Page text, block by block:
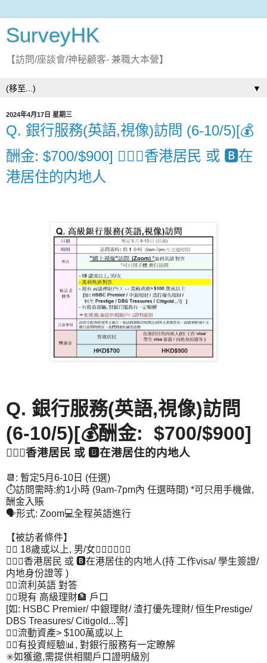
SurveyHK
【訪問/座談會/神秘顧客- 兼職大本營】
▼
2024年4月17日 星期三
Q. 銀行服務(英語,視像)訪問 (6-10/5)[💰
酬金: $700/$900] 👉🏻🅰️香港居民 或 🅱️在
港居住的内地人
Q. 銀行服務(英語,視像)訪問
(6-10/5)[💰酬金: $700/$900]
👉🏻🅰️香港居民 或 🅱️在港居住的内地人
📆: 暫定5月6-10日 (任選)
⏱️訪問需時:約1小時 (9am-7pm內 任選時間) *可只用手機做,
酬金入賬
🗣️形式: Zoom💻全程英語進行
【被訪者條件】
👉🏻 18歲或以上, 男/女💁🏻‍♂💁🏻‍♀
👉🏻🅰️香港居民 或 🅱️在港居住的内地人(持 工作visa/ 學生簽證/
内地身份證等 )
👉🏻流利英語 對答
👉🏻現有 高級理財🏦 戶口
[如: HSBC Premier/ 中銀理財/ 渣打優先理財/ 恒生Prestige/
DBS Treasures/ Citigold...等]
👉🏻流動資產> $100萬或以上
👉🏻有投資經驗📊, 對銀行服務有一定瞭解
✳️如獲邀,需提供相關戶口證明級別